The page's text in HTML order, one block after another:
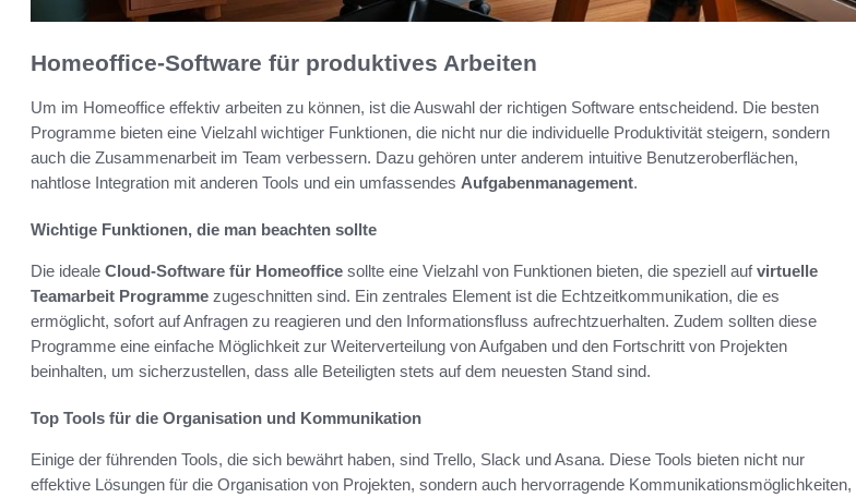
Homeoffice-Software für produktives Arbeiten
Um im Homeoffice effektiv arbeiten zu können, ist die Auswahl der richtigen Software entscheidend. Die besten
Programme bieten eine Vielzahl wichtiger Funktionen, die nicht nur die individuelle Produktivität steigern, sondern
auch die Zusammenarbeit im Team verbessern. Dazu gehören unter anderem intuitive Benutzeroberflächen,
nahtlose Integration mit anderen Tools und ein umfassendes Aufgabenmanagement.
Wichtige Funktionen, die man beachten sollte
Die ideale Cloud-Software für Homeoffice sollte eine Vielzahl von Funktionen bieten, die speziell aufvirtuelle
Teamarbeit Programme zugeschnitten sind. Ein zentrales Element ist die Echtzeitkommunikation, die es
ermöglicht, sofort auf Anfragen zu reagieren und den Informationsfluss aufrechtzuerhalten. Zudem sollten diese
Programme eine einfache Möglichkeit zur Weiterverteilung von Aufgaben und den Fortschritt von Projekten
beinhalten, um sicherzustellen, dass alle Beteiligten stets auf dem neuesten Stand sind.
Top Tools für die Organisation und Kommunikation
Einige der führenden Tools, die sich bewährt haben, sind Trello, Slack und Asana. Diese Tools bieten nicht nur
effektive Lösungen für die Organisation von Projekten, sondern auch hervorragende Kommunikationsmöglichkeiten,